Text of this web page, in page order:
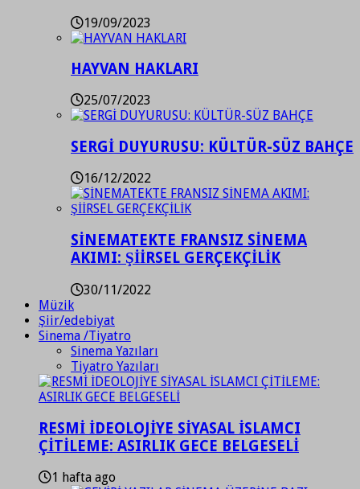
19/09/2023
HAYVAN HAKLARI
25/07/2023
SERGİ DUYURUSU: KÜLTÜR-SÜZ BAHÇE
16/12/2022
SİNEMATEKTE FRANSIZ SİNEMA
AKIMI: ŞİİRSEL GERÇEKÇİLİK
30/11/2022
Müzik
Şiir/edebiyat
Sinema /Tiyatro
Sinema Yazıları
Tiyatro Yazıları
RESMİ İDEOLOJİYE SİYASAL İSLAMCI
ÇİTİLEME: ASIRLIK GECE BELGESELİ
1 hafta ago